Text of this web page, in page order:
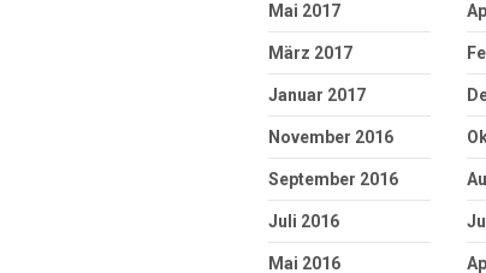
Mai 2017
März 2017
Januar 2017
November 2016
September 2016
Juli 2016
Mai 2016